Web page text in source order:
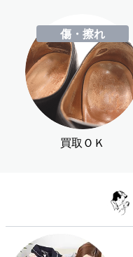
傷・擦れ
買取ＯＫ